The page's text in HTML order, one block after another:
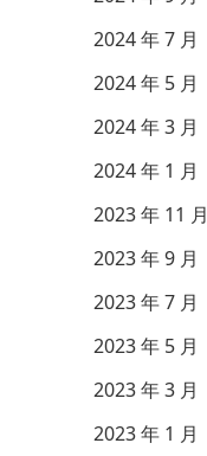
2024 年 7 月
2024 年 5 月
2024 年 3 月
2024 年 1 月
2023 年 11 月
2023 年 9 月
2023 年 7 月
2023 年 5 月
2023 年 3 月
2023 年 1 月